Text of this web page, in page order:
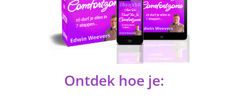
Ontdek hoe je: